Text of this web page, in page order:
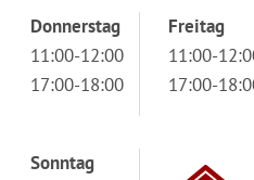
Donnerstag
11:00-12:00
17:00-18:00
Freitag
11:00-
17:00-
Sonntag